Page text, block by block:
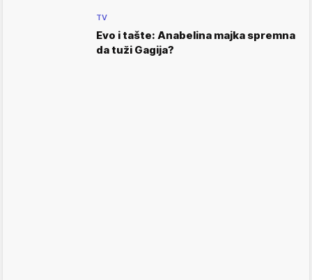
TV
Evo i tašte: Anabelina majka spremna
da tuži Gagija?